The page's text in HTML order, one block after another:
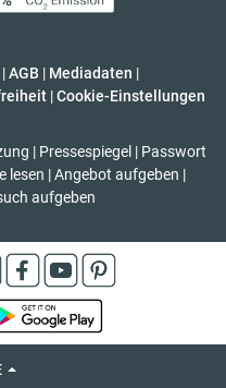
|AGB | Mediadaten |
| Cookie-Einstellungen
| Pressespiegel | Passwort
lesen | Angebot aufgeben |
aufgeben